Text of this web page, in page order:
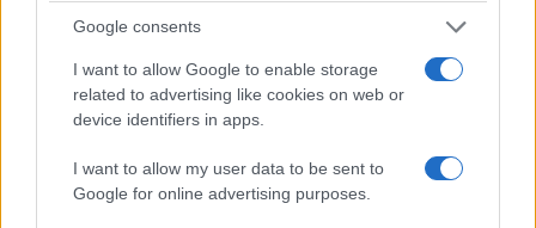
Google consents
I want to allow Google to enable storage
related to advertising like cookies on web or
device identifiers in apps.
I want to allow my user data to be sent to
Google for online advertising purposes.
Αύγουστο – Πόσο μειώνεται ένα γέμισμα